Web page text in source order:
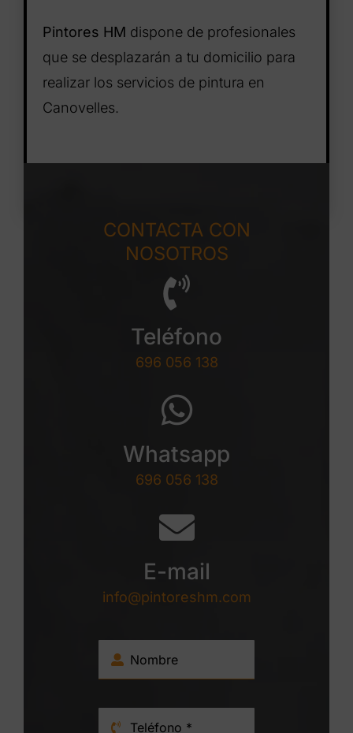
Pintores HM dispone de profesionales
que se desplazarán a tu domicilio para
realizar los servicios de pintura en
Canovelles.
CONTACTA CON
NOSOTROS
Teléfono
696 056 138
Whatsapp
696 056 138
E-mail
info@pintoreshm.com